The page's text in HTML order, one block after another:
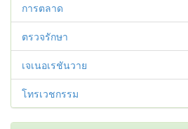
การตลาด
ตรวจรักษา
เจเนอเรชันวาย
โทรเวชกรรม